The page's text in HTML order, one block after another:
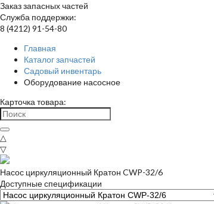
Заказ запасных частей
Служба поддержки:
8 (4212) 91-54-80
Главная
Каталог запчастей
Садовый инвентарь
Оборудование насосное
Карточка товара:
△
▽
Насос циркуляционный Кратон CWP-32/6
Доступные спецификации